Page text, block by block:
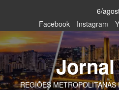
content
6/
Facebook
Instagram
Jornal
REGIÕES